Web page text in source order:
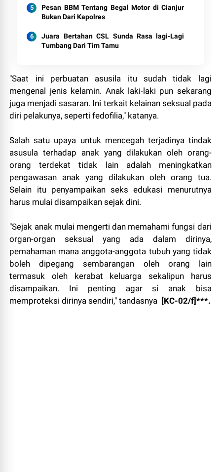
Pesan BBM Tentang Begal Motor di Cianjur
Bukan Dari Kapolres
Juara Bertahan CSL Sunda Rasa lagi-Lagi
Tumbang Dari Tim Tamu
"Saat ini perbuatan asusila itu sudah tidak lagi
mengenal jenis kelamin. Anak laki-laki pun sekarang
juga menjadi sasaran. Ini terkait kelainan seksual pada
diri pelakunya, seperti fedofilia," katanya.
Salah satu upaya untuk mencegah terjadinya tindak
asusula terhadap anak yang dilakukan oleh orang-
orang terdekat tidak lain adalah meningkatkan
pengawasan anak yang dilakukan oleh orang tua.
Selain itu penyampaikan seks edukasi menurutnya
harus mulai disampaikan sejak dini.
"Sejak anak mulai mengerti dan memahami fungsi dari
organ-organ seksual yang ada dalam dirinya,
pemahaman mana anggota-anggota tubuh yang tidak
boleh dipegang sembarangan oleh orang lain
termasuk oleh kerabat keluarga sekalipun harus
disampaikan. Ini penting agar si anak bisa
memproteksi dirinya sendiri," tandasnya [KC-02/f]***.